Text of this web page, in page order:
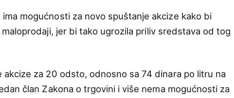
mogućnosti za novo spuštanje akcize kako bi
jer bi tako ugrozila priliv sredstava od tog
akcize za 20 odsto, odnosno sa 74 dinara po litru na
član Zakona o trgovini i više nema mogućnosti za